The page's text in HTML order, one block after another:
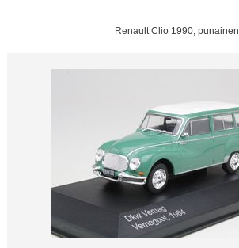
Renault Clio 1990, punainen